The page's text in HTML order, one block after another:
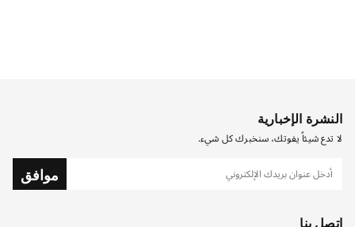
النشرة الإخبارية
لا تدع شيئاً يفوتك، سنخبرك كل شيء.
موافق
اتصل بنا